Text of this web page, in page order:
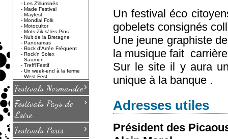
- Les Z'illuminés
- Made Festival
- Mayfest
- Mondial Folk
- Motocultor
- Mots-Zik s/ les Pins
- Nuit de la Bretagne
- Panoramas
- Rock d'Arrée Fréquent
- Rock'n Solex
- Saumon
- Treffl'Festif
- Un week-end à la ferme
- West Fest
Festivals Normandie›
Festivals Pays de
Loire
›
Festivals Paris ›
Un festival éco
gobelets consignés
Une jeune graphiste
la musique fait
Sur le site il y aura
unique à la banque .
Adresses utiles
Président des